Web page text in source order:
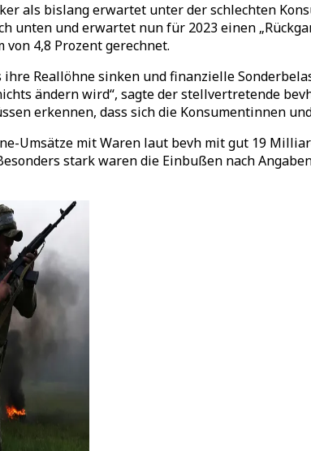
als bislang erwartet unter der schlechten
unten und erwartet nun für 2023 einen
4,8 Prozent gerechnet.
ihre Reallöhne sinken und finanzielle
ändern wird“, sagte der stellvertretende
erkennen, dass sich die Konsumentinnen
Umsätze mit Waren laut bevh mit gut 19
stark waren die Einbußen nach